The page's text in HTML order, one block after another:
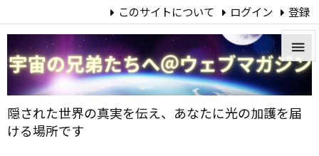
隠された世界の真実を伝え、あなたに光の加護を届
ける場所です


メニ

このサイトについて ログイン 登録